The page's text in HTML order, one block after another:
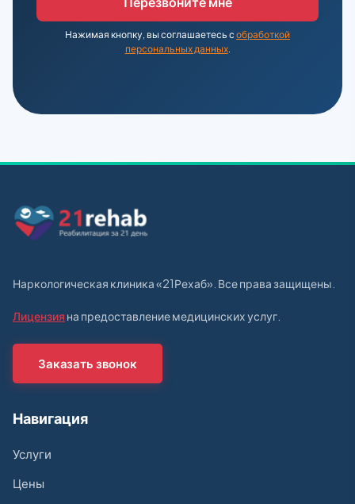
Нажимая кнопку, вы соглашаетесь с обработкой
персональных данных.
Наркологическая клиника «21Рехаб». Все права защищены.
Лицензия на предоставление медицинских услуг.
Заказать звонок
Навигация
Услуги
Цены